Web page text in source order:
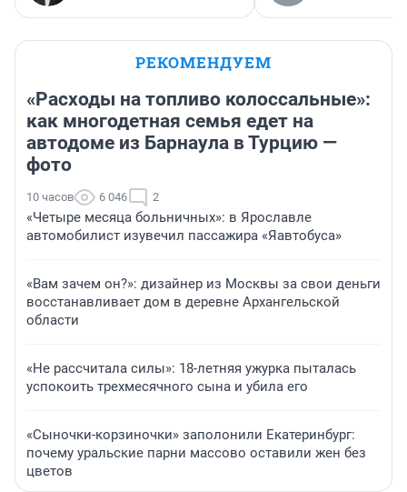
РЕКОМЕНДУЕМ
«Расходы на топливо колоссальные»:
как многодетная семья едет на
автодоме из Барнаула в Турцию —
фото
10 часов 6 046 2
«Четыре месяца больничных»: в Ярославле
автомобилист изувечил пассажира «Яавтобуса»
«Вам зачем он?»: дизайнер из Москвы за свои деньги
восстанавливает дом в деревне Архангельской
области
«Не рассчитала силы»: 18-летняя ужурка пыталась
успокоить трехмесячного сына и убила его
«Сыночки-корзиночки» заполонили Екатеринбург:
почему уральские парни массово оставили жен без
цветов